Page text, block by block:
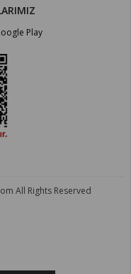
Play
All Rights Reserved